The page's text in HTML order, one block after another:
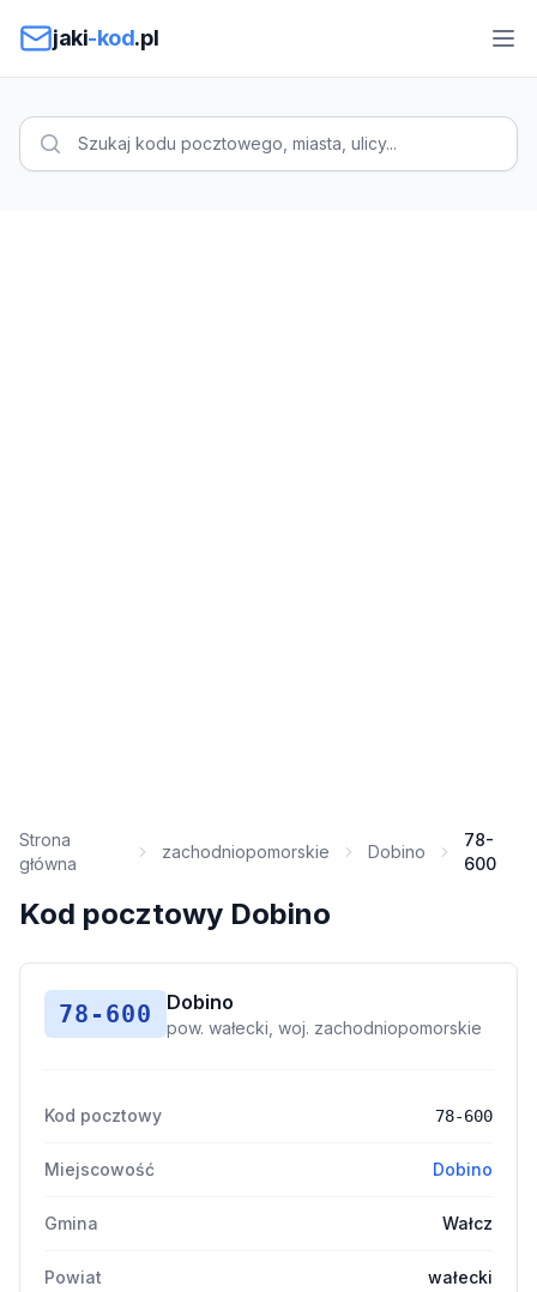
jaki-kod.pl
Strona
główna
zachodniopomorskie Dobino
78-
600
Kod pocztowy Dobino
78-600 Dobino
pow. wałecki, woj. zachodniopomorskie
Kod pocztowy 78-600
Miejscowość Dobino
Gmina Wałcz
Powiat wałecki